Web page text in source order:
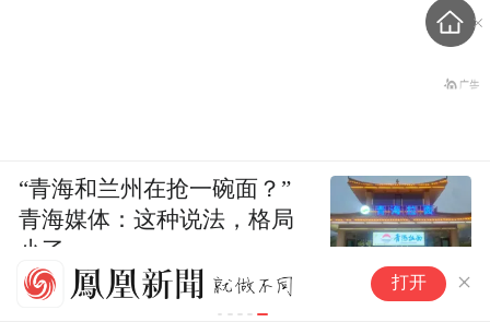
打开
“青海和兰州在抢一碗面？”
青海媒体：这种说法，格局
小了